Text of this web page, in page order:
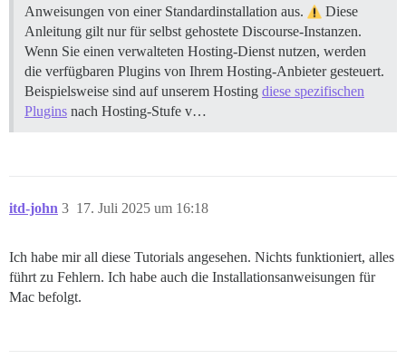
Anweisungen von einer Standardinstallation aus.
Diese
Anleitung gilt nur für selbst gehostete Discourse-Instanzen.
Wenn Sie einen verwalteten Hosting-Dienst nutzen, werden
die verfügbaren Plugins von Ihrem Hosting-Anbieter gesteuert.
Beispielsweise sind auf unserem Hosting diese spezifischen
Plugins nach Hosting-Stufe v…
itd-john 17. Juli 2025 um 16:18
3
Ich habe mir all diese Tutorials angesehen. Nichts funktioniert, alles
führt zu Fehlern. Ich habe auch die Installationsanweisungen für
Mac befolgt.